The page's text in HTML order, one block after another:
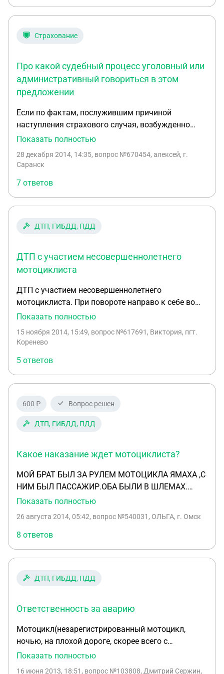
Страхование
Про какой судебный процесс уголовный или
административный говориться в этом
предложении
Если по фактам, послужившим причиной
наступления страхового случая, возбужденно
уголовное дело или начат судебный процесс,
быть отсрочено до окончания расследования или
невиновности застрахованного лица или
выгодоприобретателя
Показать полностью
28 декабря 2014, 14:35, вопрос №670454, алексей, г.
Саранск
7 ответов
ДТП, ГИБДД, ПДД
ДТП с участием несовершеннолетнего
мотоциклиста
ДТП с участием несовершеннолетнего
мотоциклиста. При повороте направо к себе во
двор получила удар в правую дверь.Мотоциклист
удостоверения, без страховки - решил проскочить
правая дверь и порог.У мотоциклиста ушиб
мизинца. Вопрос - как и с кого взыскать ущерб?
Показать полностью
15 ноября 2014, 15:49, вопрос №617691, Виктория, пгт.
Коренево
5 ответов
600 ₽ Вопрос решен
ДТП, ГИБДД, ПДД
Какое наказание ждет мотоциклиста?
МОЙ БРАТ БЫЛ ЗА РУЛЕМ МОТОЦИКЛА ЯМАХА ,С
НИМ БЫЛ ПАССАЖИР.ОБА БЫЛИ В ШЛЕМАХ.
НОЧЬЮ НА БОЛЬШОЙ СКОРОСТИ ОНИ ЕХАЛИ ПО
АВТОМОБИЛЬ "РЕНО ЛОГАН",КОТОРЫЙ ,ПО
СЛОВАМ СОТРУДНИКОВ ГИБДД "НЕ
ПРЕДОСТАВИЛ ПРЕИМУЩЕСТВО МОТОЦИКЛУ" В
РЕЗУЛЬТАТЕ СТОЛКНОВЕНИЯ ВОДИТЕЛЬ
ПОЛУЧИЛИ ПОВРЕЖДЕНИЯ РАЗЛИЧНОЙ
ПАССАЖИР МОТОЦИКЛА СКОНЧАЛСЯ,НЕ
МОЕМУ БРАТУ,Т.К. ОН БЫЛ ОТВЕТСТВЕНЕН ЗА
ПАССАЖИРА,ХОТЯ ДТП ПРОИЗОШЛО НЕ ПО ЕГО
ВИНЕ? ЗАРАНЕЕ СПАСИБО.
Показать полностью
26 августа 2014, 05:42, вопрос №540031, ОЛЬГА, г. Омск
8 ответов
ДТП, ГИБДД, ПДД
Ответственность за аварию
Мотоцикл(незарегистрированный мотоцикл,
ночью, на плохой дороге, скорее всего с
превышением скорости, пьяный или нет
Показать полностью
16 июня 2013, 18:51 , вопрос №103808, Дмитрий Сержин,